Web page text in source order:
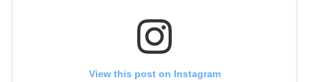
View this post on Instagram